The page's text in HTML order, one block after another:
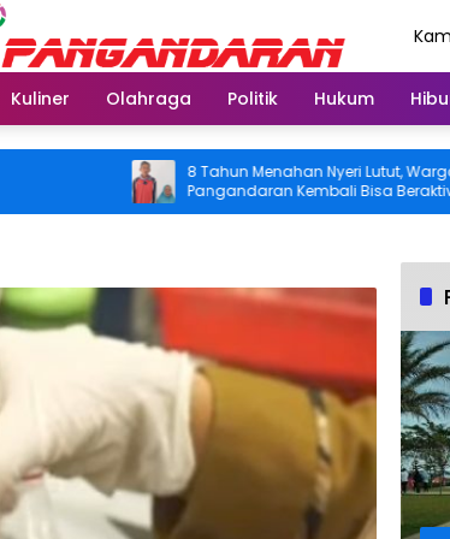
Kuliner Olahraga Politik Hukum
8 Tahun Menahan Nyeri Lutut, Warga
Pangandaran Kembali Bisa Beraktivitas
Usai Operasi Gratis Ditanggung BPJS